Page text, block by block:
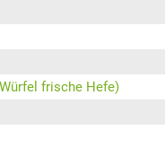
frische Hefe)